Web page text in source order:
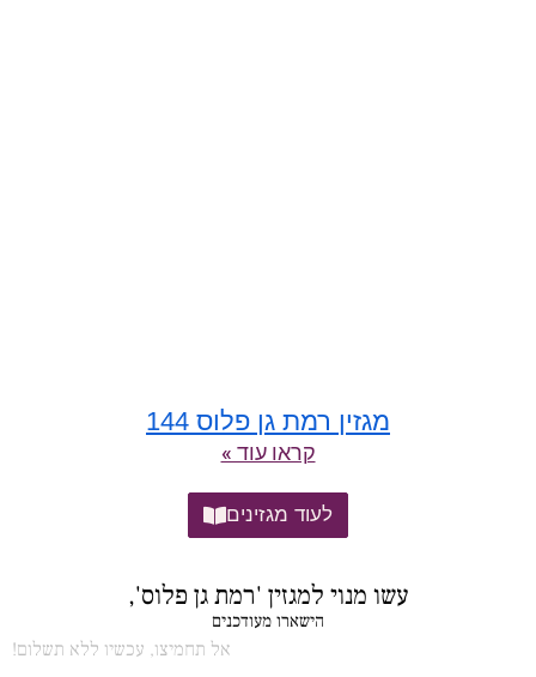
מגזין רמת גן פלוס 144
קראו עוד »
לעוד מגזינים
עשו מנוי למגזין 'רמת גן פלוס',
הישארו מעודכנים
אל תחמיצו, עכשיו ללא תשלום!